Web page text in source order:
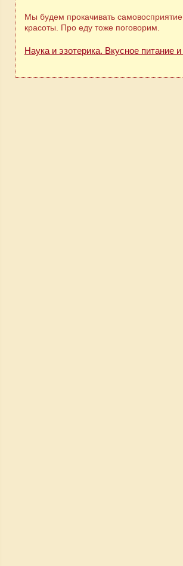
Мы будем прокачивать
красоты. Про еду тоже поговорим.
Наука и эзотерика. Вкусное питание